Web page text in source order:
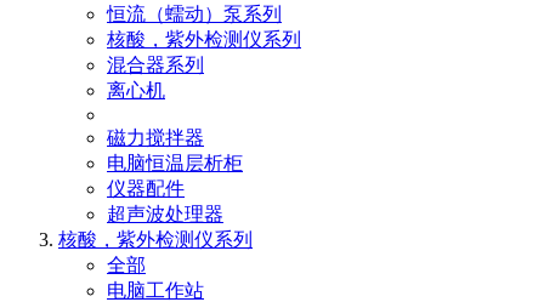
恒流（蠕动）泵系列
核酸，紫外检测仪系列
混合器系列
离心机
磁力搅拌器
电脑恒温层析柜
仪器配件
超声波处理器
核酸，紫外检测仪系列
全部
电脑工作站